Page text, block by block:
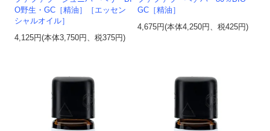
O野生・GC［精油］［エッセン
シャルオイル］
4,125円(本体3,750円、税375円)
GC［精油］
4,675円(本体4,250円、税425円)